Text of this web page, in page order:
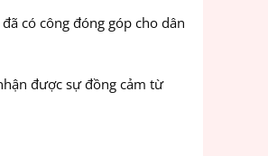
có công đóng góp cho dân
được sự đồng cảm từ